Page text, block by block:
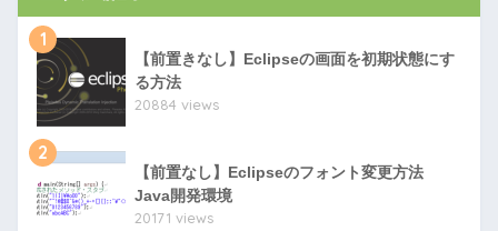
1
【前置きなし】Eclipseの画面を初期状態にす
る方法
20884 views
2
【前置なし】Eclipseのフォント変更方法
Java開発環境
20171 views